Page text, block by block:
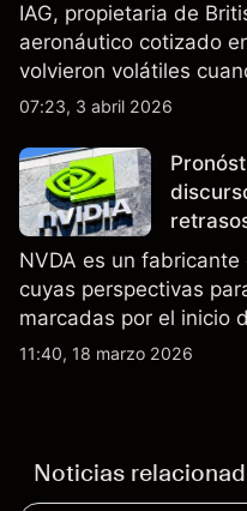
IAG, propietaria de
aeronáutico cotizado
volvieron volátiles
$105 y los cierres del
no es un indicador
07:23, 3 abril 2026
NVDA es un
cuyas perspectivas
marcadas por el inicio
actualizaciones de
11:40, 18 marzo 2026
Noticias